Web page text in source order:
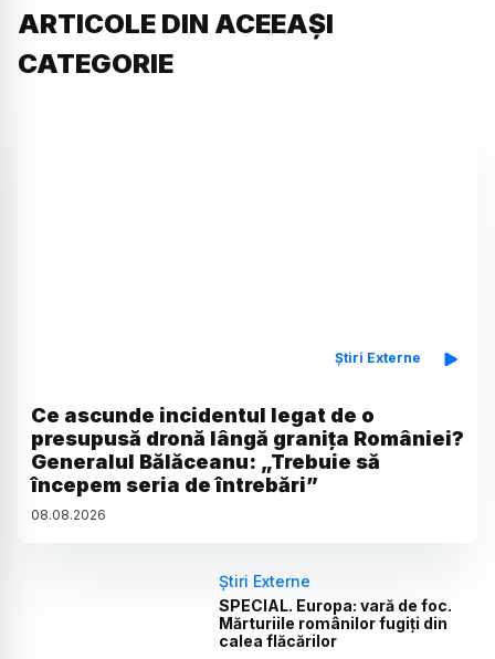
ARTICOLE DIN ACEEAȘI
CATEGORIE
Știri Externe
Ce ascunde incidentul legat de o
presupusă dronă lângă granița României?
Generalul Bălăceanu: „Trebuie să
începem seria de întrebări”
08.08.2026
Știri Externe
SPECIAL. Europa: vară de foc.
Mărturiile românilor fugiți din
calea flăcărilor